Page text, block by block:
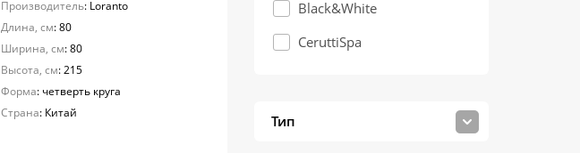
Black&White
CeruttiSpa
Тип
Производитель: Loranto
Длина, см: 80
Ширина, см: 80
Высота, см: 215
Форма: четверть круга
Страна: Китай